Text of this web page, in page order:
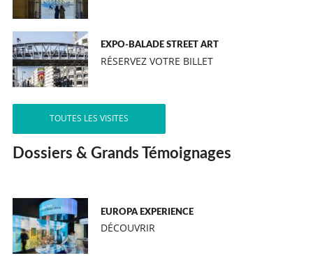
EXPO-BALADE STREET ART
RÉSERVEZ VOTRE BILLET
TOUTES LES VISITES
Dossiers & Grands Témoignages
EUROPA EXPERIENCE
DÉCOUVRIR